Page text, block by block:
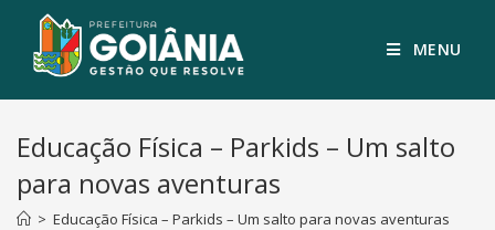
MENU
Educação Física – Parkids – Um salto
para novas aventuras
> Educação Física – Parkids – Um salto para novas aventuras